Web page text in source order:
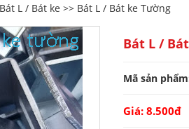
Bát L / Bát ke >> Bát L / Bát ke Tường
Bát L /
Mã sản
Giá: 8.500đ